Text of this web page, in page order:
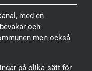
med en
och
men också
på olika sätt för